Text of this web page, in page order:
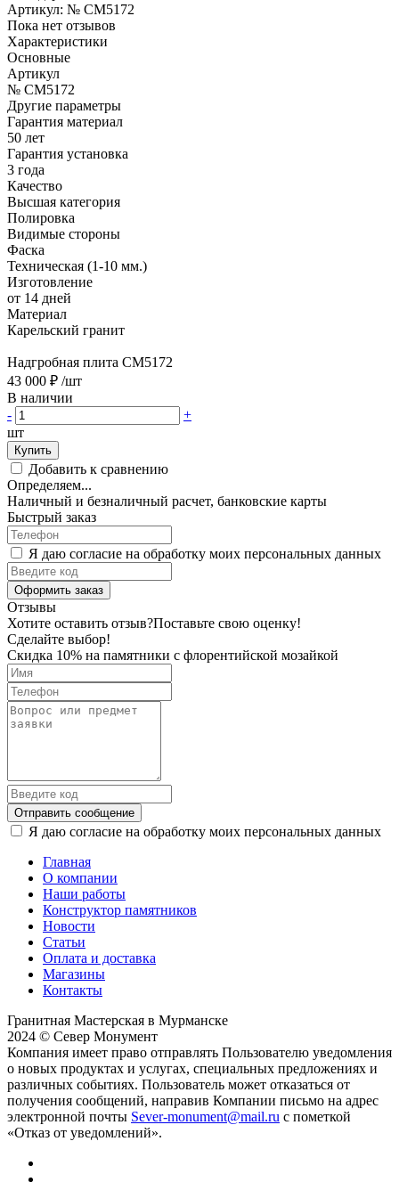
Артикул: № CM5172
Пока нет отзывов
Характеристики
Основные
Артикул
№ CM5172
Другие параметры
Гарантия материал
50 лет
Гарантия установка
3 года
Качество
Высшая категория
Полировка
Видимые стороны
Фаска
Техническая (1-10 мм.)
Изготовление
от 14 дней
Материал
Карельский гранит
Надгробная плита CM5172
43 000 ₽ /шт
В наличии
-
+
шт
Купить
Добавить к сравнению
Определяем...
Наличный и безналичный расчет, банковские карты
Быстрый заказ
Я даю согласие на обработку моих персональных данных
Оформить заказ
Отзывы
Хотите оставить отзыв?Поставьте свою оценку!
Сделайте выбор!
Скидка 10% на памятники с флорентийской мозайкой
Отправить сообщение
Я даю согласие на обработку моих персональных данных
Главная
О компании
Наши работы
Конструктор памятников
Новости
Статьи
Оплата и доставка
Магазины
Контакты
Гранитная Мастерская в Мурманске
2024 © Север Монумент
Компания имеет право отправлять Пользователю уведомления
о новых продуктах и услугах, специальных предложениях и
различных событиях. Пользователь может отказаться от
получения сообщений, направив Компании письмо на адрес
электронной почты Sever-monument@mail.ru с пометкой
«Отказ от уведомлений».